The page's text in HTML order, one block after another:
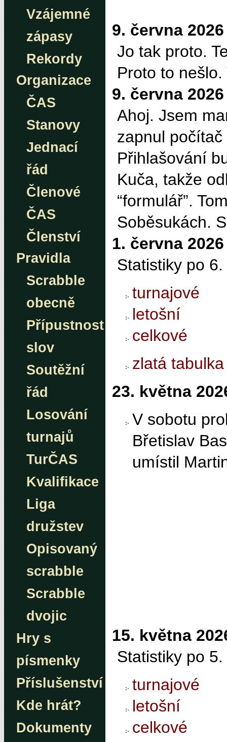
Vzájemné
zápasy
Rekordy
Organizace
ČAS
Stanovy
Jednací
řád
Členové
ČAS
Členství
Pravidla
Scrabble
obecně
Přípustnost
slov
Soutěžní
řád
Losování
turnajů
TurČAS
Kvalifikace
Liga
družstev
Opisovaný
scrabble
Scrabble
dvojic
Hry s
písmenky
Příslušenství
Kde hrát?
Dokumenty
9. června 2026
Jo tak proto.
Proto to
9. června 2026
Ahoj. Jsem
zapnul
Přihlašování
Kuča, takže
“formulář”.
Soběsukách.
1. června 2026
Statistiky po
turnajové
letošní
celkové
zlatá tabulka
23. května
V sobotu
Břetislav
umístil
15. května
Statistiky po
turnajové
letošní
celkové